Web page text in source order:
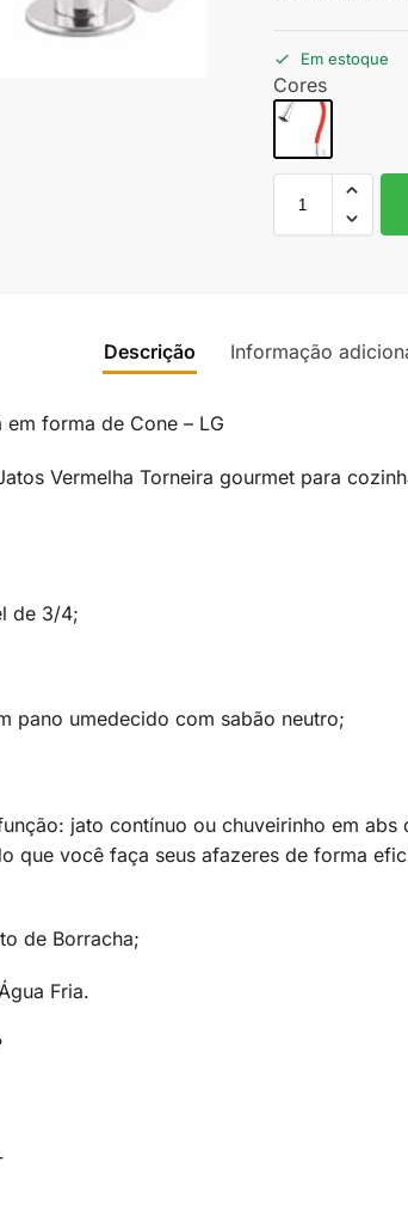
Em estoque
Cores
Descrição Informação
forma de Cone – LG
Vermelha Torneira gourmet para
de 3/4;
pano umedecido com sabão neutro;
jato contínuo ou chuveirinho em
que você faça seus afazeres de forma
de Borracha;
Fria.